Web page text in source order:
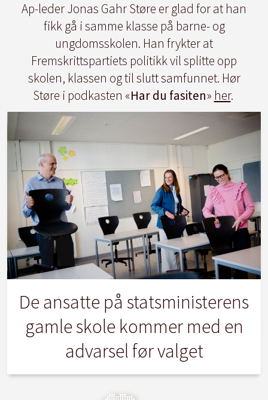
Ap-leder Jonas Gahr Støre er glad for at han
fikk gå i samme klasse på barne- og
ungdomsskolen. Han frykter at
Fremskrittspartiets politikk vil splitte opp
skolen, klassen og til slutt samfunnet. Hør
Støre i podkasten «Har du fasiten» her.
De ansatte på statsministerens
gamle skole kommer med en
advarsel før valget